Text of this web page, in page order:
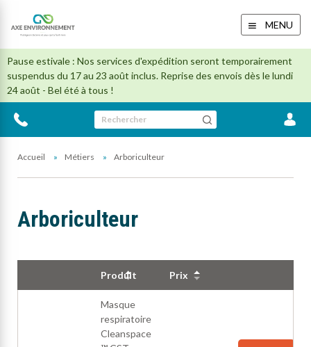
Pause estivale : Nos services d'expédition seront temporairement
suspendus du 17 au 23 août inclus. Reprise des envois dès le lundi
24 août - Bel été à tous !
MENU
Rechercher
Accueil Métiers Arboriculteur
Arboriculteur
Produit Prix
Masque
respiratoire
Cleanspace